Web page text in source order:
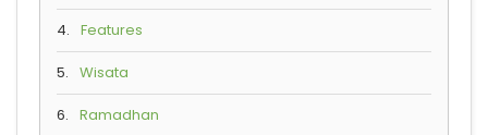
4. Features
5. Wisata
6. Ramadhan